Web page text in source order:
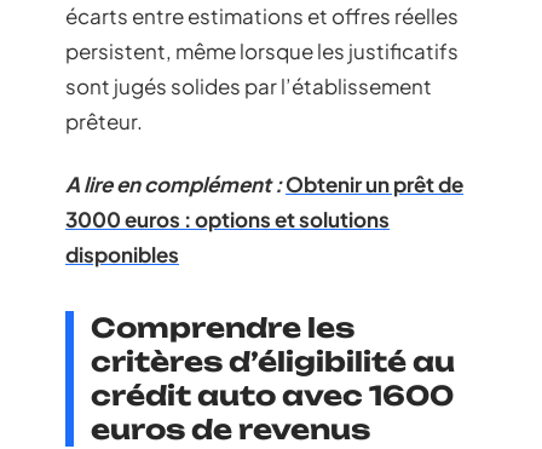
écarts entre estimations et offres réelles
persistent, même lorsque les justificatifs
sont jugés solides par l’établissement
prêteur.
A lire en complément :Obtenir un prêt de
3000 euros : options et solutions
disponibles
Comprendre les
critères d’éligibilité au
crédit auto avec 1600
euros de revenus